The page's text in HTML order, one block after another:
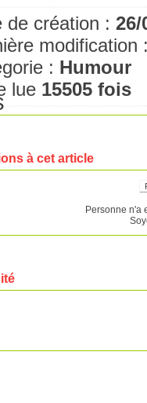
de création : 26/
: Humour
lue 15505 fois
à cet article
Personne n'a